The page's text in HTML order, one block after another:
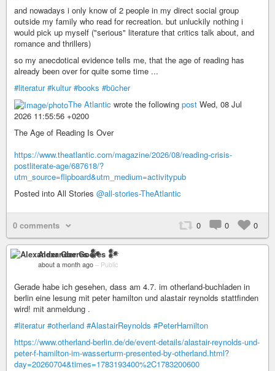
and nowadays i only know of 2 people in my direct social group
outside my family who read for recreation. but unluckily nothing i
would pick up myself ("serious" literature that critics talk about, and
romance and thrillers)
so my anecdotical evidence tells me, that the age of reading has
already been over for quite some time ...
#literatur #kultur #books #bücher
The Atlantic wrote the following post Wed, 08 Jul
2026 11:55:56 +0200
The Age of Reading Is Over
https://www.theatlantic.com/magazine/2026/08/reading-crisis-
postliterate-age/687618/?
utm_source=flipboard&utm_medium=activitypub
Posted into All Stories @all-stories-TheAtlantic
0 comments 0 0 0
Alexander Goeres 𒀯
about a month ago – Public
Gerade habe ich gesehen, dass am 4.7. im otherland-buchladen in
berlin eine lesung mit peter hamilton und alastair reynolds stattfinden
wird! mit anmeldung .
#literatur #otherland #AlastairReynolds #PeterHamilton
https://www.otherland-berlin.de/de/event-details/alastair-reynolds-und-
peter-f-hamilton-im-wasserturm-presented-by-otherland.html?
day=20260704&times=1783193400%2C1783200600